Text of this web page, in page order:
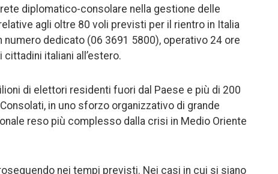
diplomatico-consolare nella gestione delle
agli oltre 80 voli previsti per il rientro in Italia
dedicato (06 3691 5800), operativo 24 ore
italiani all’estero.
di elettori residenti fuori dal Paese e più di 200
in uno sforzo organizzativo di grande
reso più complesso dalla crisi in Medio Oriente
nei tempi previsti. Nei casi in cui si siano